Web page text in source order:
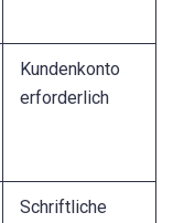
Kundenkonto
erforderlich
Schriftliche